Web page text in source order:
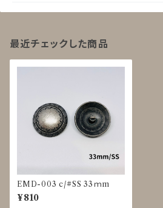
最近チェックした商品
EMD-003 c/#SS 33ｍm
¥810